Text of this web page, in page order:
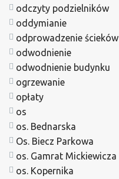
odczyty podzielników
oddymianie
odprowadzenie ścieków
odwodnienie
odwodnienie budynku
ogrzewanie
opłaty
os
os. Bednarska
Os. Biecz Parkowa
os. Gamrat Mickiewicza
os. Kopernika